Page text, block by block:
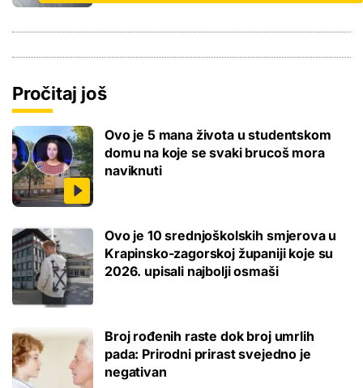
Pročitaj još
Ovo je 5 mana života u studentskom
domu na koje se svaki brucoš mora
naviknuti
Ovo je 10 srednjoškolskih smjerova u
Krapinsko-zagorskoj županiji koje su
2026. upisali najbolji osmaši
Broj rođenih raste dok broj umrlih
pada: Prirodni prirast svejedno je
negativan